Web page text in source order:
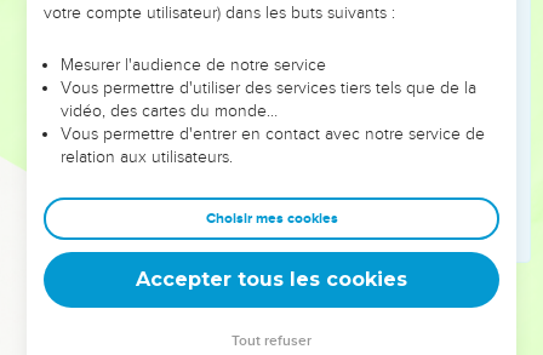
Or, les hommes jurent par plus grand qu'eux et le serment
C’est pourquoi Dieu, voulant montrer plus clairement
encore aux héritiers de la promesse le caractère irrévocable
de sa décision, est intervenu par un serment.
18
impossible que Dieu mente, nous sommes puissamment
encouragés, nous dont le seul refuge a été de saisir
l'espérance qui nous était proposée.
Cette espérance, nous la possédons comme une ancre
votre compte utilisateur) dans les buts suivants :
Mesurer l'audience de notre service
Vous permettre d'utiliser des services tiers tels que de la
vidéo, des cartes du monde…
Vous permettre d'entrer en contact avec notre service de
relation aux utilisateurs.
Choisir mes cookies
Accepter tous les cookies
Tout refuser